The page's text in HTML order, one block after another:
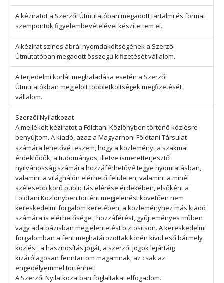
A kéziratot a Szerzői Útmutatóban megadott tartalmi és formai
szempontok figyelembevételével készítettem el.
A kézirat színes ábrái nyomdaköltségének a Szerzői
Útmutatóban megadott összegű kifizetését vállalom.
A terjedelmi korlát meghaladása esetén a Szerzői
Útmutatókban megjelölt többletköltségek megfizetését
vállalom.
Szerzői Nyilatkozat
A mellékelt kéziratot a Földtani Közlönyben történő közlésre
benyújtom. A kiadó, azaz a Magyarhoni Földtani Társulat
számára lehetővé teszem, hogy a közleményt a szakmai
érdeklődők, a tudományos, illetve ismeretterjesztő
nyilvánosság számára hozzáférhetővé tegye nyomtatásban,
valamint a világhálón elérhető felületen, valamint a minél
szélesebb körű publicitás elérése érdekében, elsőként a
Földtani Közlönyben történt megjelenést követően nem
kereskedelmi forgalom keretében, a közleményhez más kiadó
számára is elérhetőséget, hozzáférést, gyűjteményes műben
vagy adatbázisban megjelentetést biztosítson. A kereskedelmi
forgalomban a fent meghatározottak körén kívül eső bármely
közlést, a hasznosítás jogát, a szerzői jogok lejártáig
kizárólagosan fenntartom magamnak, az csak az
engedélyemmel történhet.
A Szerzői Nyilatkozatban foglaltakat elfogadom.